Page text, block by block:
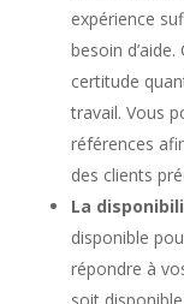
expérience
besoin
certitude
travail. Vous
références
des clients
La
disponible
répondre à